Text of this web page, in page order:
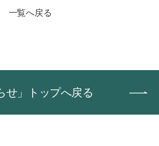
一覧へ戻る
せ」トップへ戻る